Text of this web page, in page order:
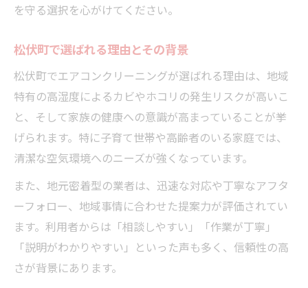
を守る選択を心がけてください。
松伏町で選ばれる理由とその背景
松伏町でエアコンクリーニングが選ばれる理由は、地域
特有の高湿度によるカビやホコリの発生リスクが高いこ
と、そして家族の健康への意識が高まっていることが挙
げられます。特に子育て世帯や高齢者のいる家庭では、
清潔な空気環境へのニーズが強くなっています。
また、地元密着型の業者は、迅速な対応や丁寧なアフタ
ーフォロー、地域事情に合わせた提案力が評価されてい
ます。利用者からは「相談しやすい」「作業が丁寧」
「説明がわかりやすい」といった声も多く、信頼性の高
さが背景にあります。